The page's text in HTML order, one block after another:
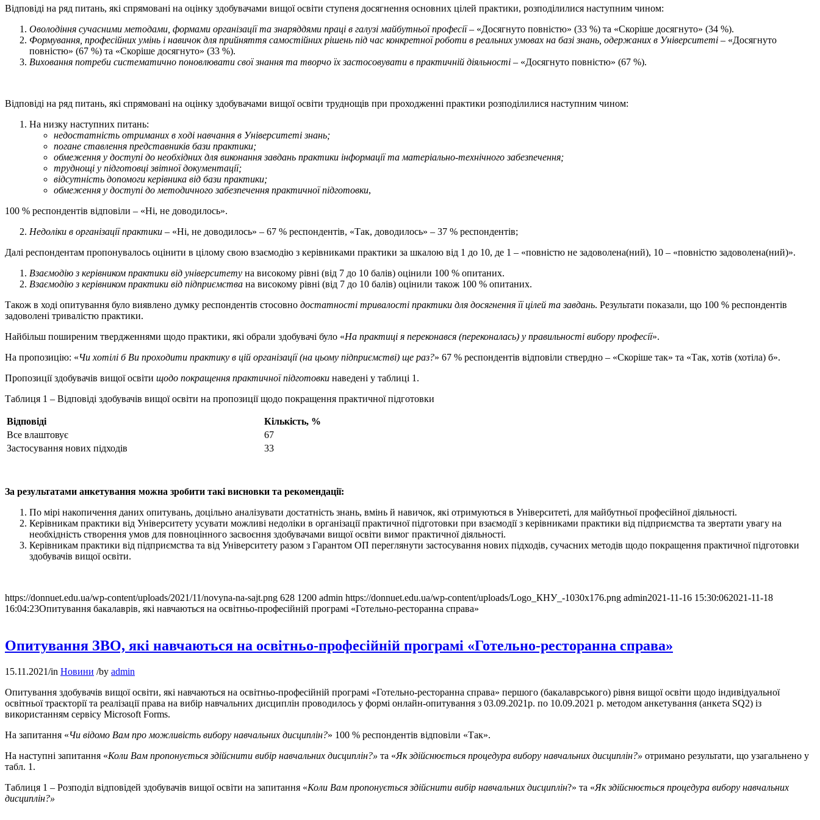
Відповіді на ряд питань, які спрямовані на оцінку здобувачами вищої освіти ступеня досягнення основних цілей практики, розподілилися наступним чином:
Оволодіння сучасними методами, формами організації та знаряддями праці в галузі майбутньої професії– «Досягнуто повністю» (33 %) та «Скоріше досягнуто» (34 %).
Формування, професійних умінь і навичок для прийняття самостійних рішень під час конкретної роботи в реальних умовах на базі знань, одержаних в Університеті – «Досягнуто
повністю» (67 %) та «Скоріше досягнуто» (33 %).
Виховання потреби систематично поновлювати свої знання та творчо їх застосовувати в практичній діяльності – «Досягнуто повністю» (67 %).
Відповіді на ряд питань, які спрямовані на оцінку здобувачами вищої освіти труднощів при проходженні практики розподілилися наступним чином:
На низку наступних питань:
недостатність отриманих в ході навчання в Університеті знань;
погане ставлення представників бази практики;
обмеження у доступі до необхідних для виконання завдань практики інформації та матеріально-технічного забезпечення;
труднощі у підготовці звітної документації;
відсутність допомоги керівника від бази практики;
обмеження у доступі до методичного забезпечення практичної підготовки,
100 % респондентів відповіли – «Ні, не доводилось».
Недоліки в організації практики – «Ні, не доводилось» – 67 % респондентів, «Так, доводилось» – 37 % респондентів;
Далі респондентам пропонувалось оцінити в цілому свою взаємодію з керівниками практики за шкалою від 1 до 10, де 1 – «повністю не задоволена(ний), 10 – «повністю задоволена(ний)».
Взаємодію з керівником практики від університету на високому рівні (від 7 до 10 балів) оцінили 100 % опитаних.
Взаємодію з керівником практики від підприємства на високому рівні (від 7 до 10 балів) оцінили також 100 % опитаних.
Також в ході опитування було виявлено думку респондентів стосовно достатності тривалості практики для досягнення її цілей та завдань. Результати показали, що 100 % респондентів
задоволені тривалістю практики.
Найбільш поширеним твердженнями щодо практики, які обрали здобувачі було «На практиці я переконався (переконалась) у правильності вибору професії».
На пропозицію: «Чи хотілі б Ви проходити практику в цій організації (на цьому підприємстві) ще раз?» 67 % респондентів відповіли ствердно – «Скоріше так» та «Так, хотів (хотіла) б».
Пропозиції здобувачів вищої освіти щодо покращення практичної підготовки наведені у таблиці 1.
Таблиця 1 – Відповіді здобувачів вищої освіти на пропозиції щодо покращення практичної підготовки
Відповіді Кількість, %
Все влаштовує
67
Застосування нових підходів
33
За результатами анкетування можна зробити такі висновки та рекомендації:
По мірі накопичення даних опитувань, доцільно аналізувати достатність знань, вмінь й навичок, які отримуються в Університеті, для майбутньої професійної діяльності.
Керівникам практики від Університету усувати можливі недоліки в організації практичної підготовки при взаємодії з керівниками практики від підприємства та звертати увагу на
необхідність створення умов для повноцінного засвоєння здобувачами вищої освіти вимог практичної діяльності.
Керівникам практики від підприємства та від Університету разом з Гарантом ОП переглянути застосування нових підходів, сучасних методів щодо покращення практичної підготовки
здобувачів вищої освіти.
https://donnuet.edu.ua/wp-content/uploads/2021/11/novyna-na-sajt.png 628 1200 admin https://donnuet.edu.ua/wp-content/uploads/Logo_КНУ_-1030x176.png admin2021-11-16 15:30:062021-11-18
16:04:23Опитування бакалаврів, які навчаються на освітньо-професійній програмі «Готельно-ресторанна справа»
Опитування ЗВО, які навчаються на освітньо-професійній програмі «Готельно-ресторанна справа»
15.11.2021/in Новини /by admin
Опитування здобувачів вищої освіти, які навчаються на освітньо-професійній програмі «Готельно-ресторанна справа» першого (бакалаврського) рівня вищої освіти щодо індивідуальної
освітньої траєкторії та реалізації права на вибір навчальних дисциплін проводилось у формі онлайн-опитування з 03.09.2021р. по 10.09.2021 р. методом анкетування (анкета SQ2) із
використанням сервісу Microsoft Forms.
На запитання «Чи відомо Вам про можливість вибору навчальних дисциплін?» 100 % респондентів відповіли «Так».
На наступні запитання «Коли Вам пропонується здійснити вибір навчальних дисциплін?» та «Як здійснюється процедура вибору навчальних дисциплін?» отримано результати, що узагальнено у
табл. 1.
Таблиця 1 – Розподіл відповідей здобувачів вищої освіти на запитання «Коли Вам пропонується здійснити вибір навчальних дисциплін?» та «Як здійснюється процедура вибору навчальних
дисциплін?»